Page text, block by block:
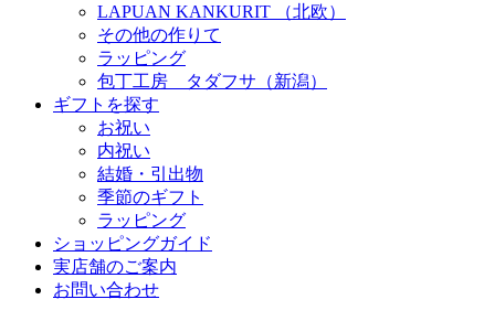
LAPUAN KANKURIT （北欧）
その他の作りて
ラッピング
包丁工房 タダフサ（新潟）
ギフトを探す
お祝い
内祝い
結婚・引出物
季節のギフト
ラッピング
ショッピングガイド
実店舗のご案内
お問い合わせ